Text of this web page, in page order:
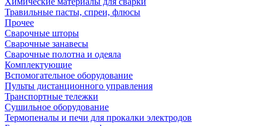
Травильные пасты, спреи, флюсы
Прочее
Сварочные шторы
Сварочные занавесы
Сварочные полотна и одеяла
Комплектующие
Вспомогательное оборудование
Пульты дистанционного управления
Транспортные тележки
Сушильное оборудование
Термопеналы и печи для прокалки электродов